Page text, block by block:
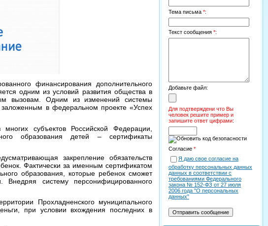
финансирования дополнительного
одним из условий развития общества в
вызовам. Одним из изменений системы
в федеральном проекте «Успех
субъектов Российской Федерации,
образования детей – сертификаты
закрепление обязательств
Фактически за именным сертификатом
образования, которые ребенок сможет
систему персонифицированного
Прохладненского муниципального
при условии вхождения последних в
Тема письма *:
Текст сообщения *:
Добавьте файл:
Для подтверждени что Вы
человек решите пример и
запишите ответ цифрами:
Согласие *
Я даю свое согласие на
обработку персональных данных
данных в соответствии с
требованиями Федерального
закона № 152-ФЗ от 27 июля
2006 года "О персональных
данных"